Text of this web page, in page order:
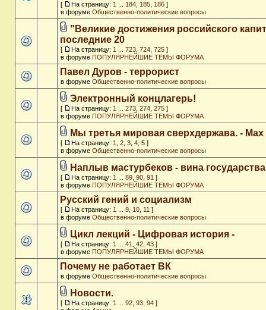
[ На страницу: 1 184 185 186 ]
в форуме Общественно-политические вопросы
"Великие достижения российского
последние 20
[ На страницу: 1 723 724 725 ]
в форуме ПОПУЛЯРНЕЙШИЕ ТЕМЫ ФОРУМА
Павел Дуров - террорист
в форуме Общественно-политические вопросы
Электронный концлагерь!
[ На страницу: 1 273 274 275 ]
в форуме ПОПУЛЯРНЕЙШИЕ ТЕМЫ ФОРУМА
Мы третья мировая сверхдержава. - Max
[ На страницу: 1 2 3 4 5 ]
в форуме Общественно-политические вопросы
Наплыв мастурбеков - вина государства
[ На страницу: 1 89 90 91 ]
в форуме ПОПУЛЯРНЕЙШИЕ ТЕМЫ ФОРУМА
Русский гений и социализм
[ На страницу: 1 9 10 11 ]
в форуме Общественно-политические вопросы
Цикл лекций - Цифровая история -
[ На страницу: 1 41 42 43 ]
в форуме ПОПУЛЯРНЕЙШИЕ ТЕМЫ ФОРУМА
Почему не работает ВК
в форуме Общественно-политические вопросы
Новости.
[ На страницу: 1 92 93 94 ]